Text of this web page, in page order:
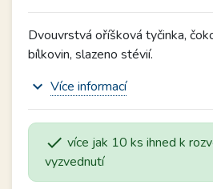
Dvouvrstvá oříšková tyčinka,
bílkovin, slazeno stévií.
expand_more Více informací
 více jak 10 ks ihned k
vyzvednutí